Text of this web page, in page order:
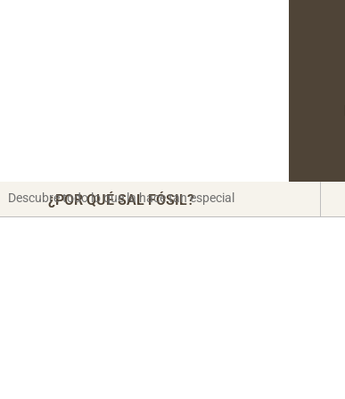
¿POR QUÉ SAL FÓSIL?
Descubre todo lo que la hace tan especial